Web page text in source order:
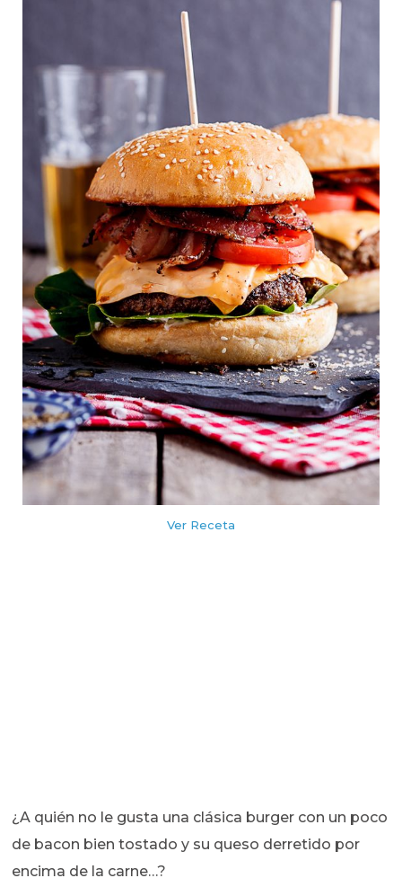
Ver Receta
¿A quién no le gusta una clásica burger con un poco
de bacon bien tostado y su queso derretido por
encima de la carne…?